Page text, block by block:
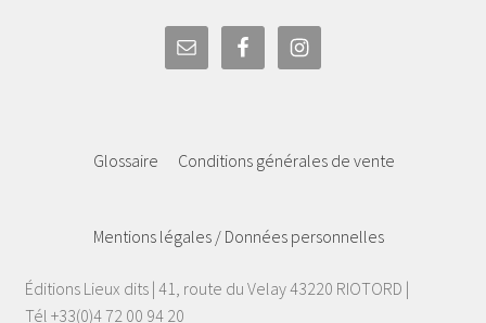
Glossaire Conditions générales de vente
Mentions légales / Données personnelles
Éditions Lieux dits | 41, route du Velay 43220 RIOTORD |
Tél +33(0)4 72 00 94 20